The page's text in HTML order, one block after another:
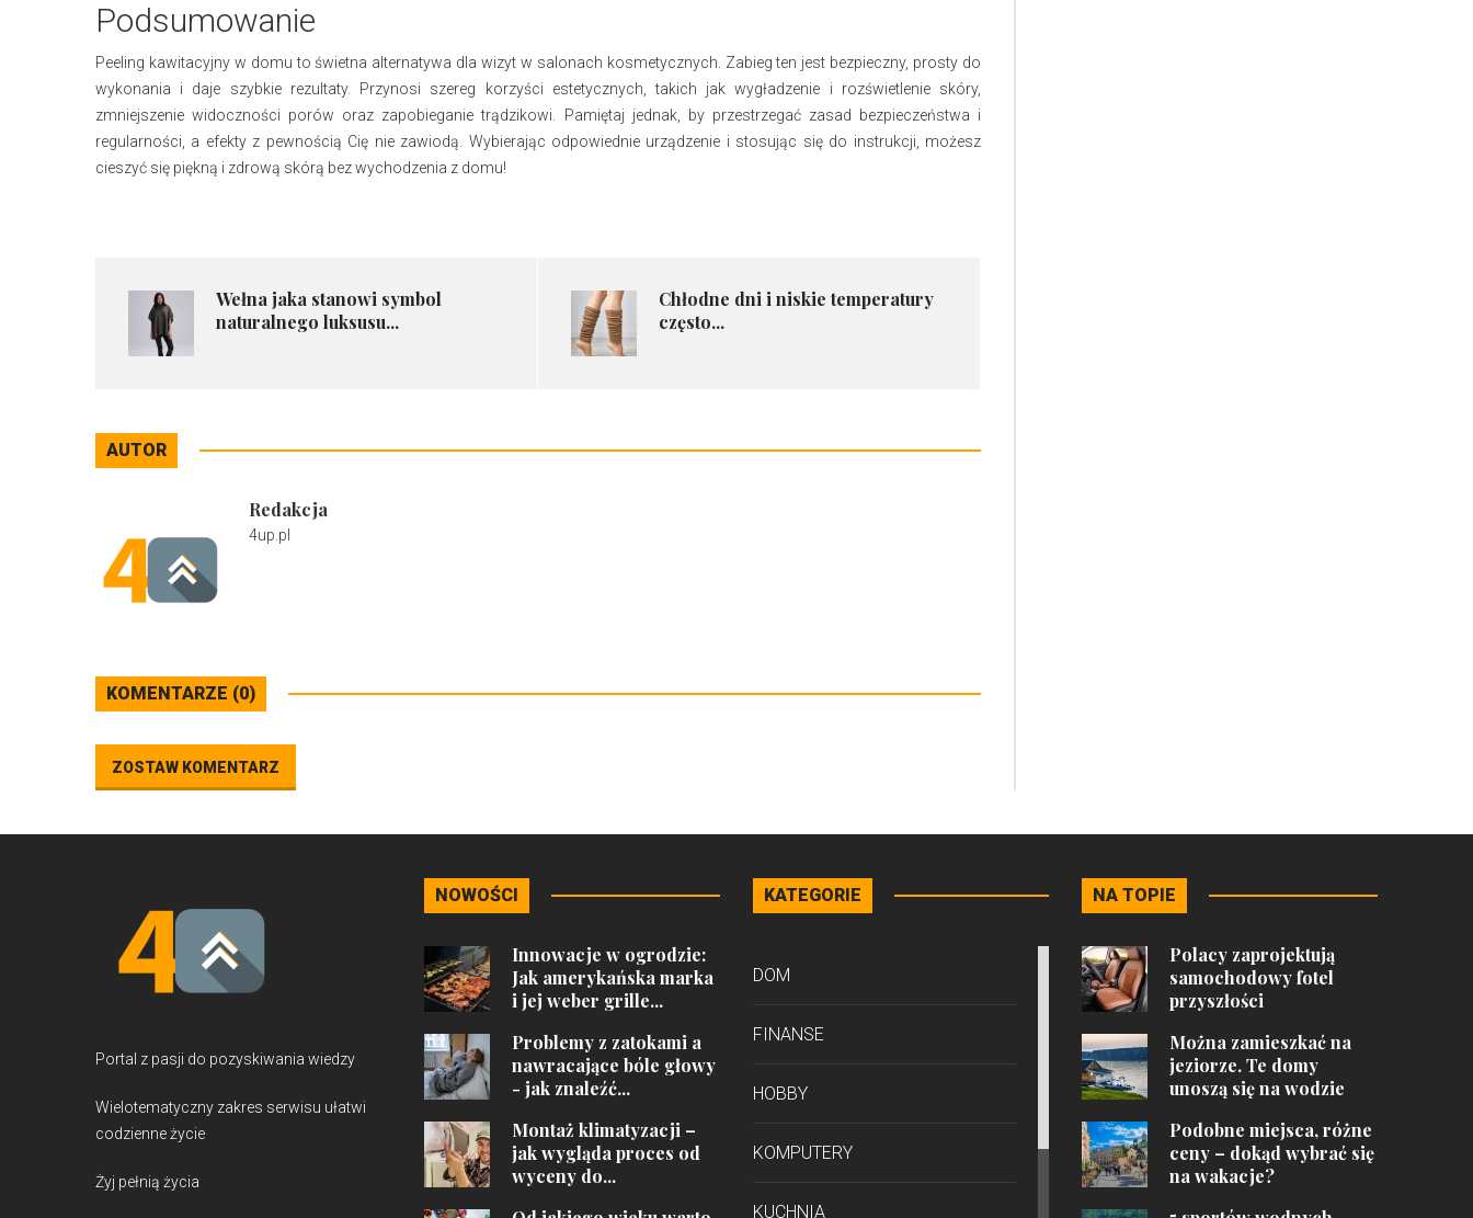
Podsumowanie
Peeling kawitacyjny w domu to świetna alternatywa dla wizyt w salonach kosmetycznych. Zabieg ten jest bezpieczny, prosty do
wykonania i daje szybkie rezultaty. Przynosi szereg korzyści estetycznych, takich jak wygładzenie i rozświetlenie skóry,
zmniejszenie widoczności porów oraz zapobieganie trądzikowi. Pamiętaj jednak, by przestrzegać zasad bezpieczeństwa i
regularności, a efekty z pewnością Cię nie zawiodą. Wybierając odpowiednie urządzenie i stosując się do instrukcji, możesz
cieszyć się piękną i zdrową skórą bez wychodzenia z domu!
Wełna jaka stanowi symbol
naturalnego luksusu...
Chłodne dni i niskie temperatury
często...
AUTOR
Redakcja
4up.pl
KOMENTARZE (0)
ZOSTAW KOMENTARZ
Portal z pasji do pozyskiwania wiedzy
Wielotematyczny zakres serwisu ułatwi
codzienne życie
Żyj pełnią życia
NOWOŚCI
Innowacje w ogrodzie:
Jak amerykańska marka
i jej weber grille...
Problemy z zatokami a
nawracające bóle głowy
- jak znaleźć...
Montaż klimatyzacji –
jak wygląda proces od
wyceny do...
KATEGORIE
DOM
FINANSE
HOBBY
KOMPUTERY
KUCHNIA
NA TOPIE
Polacy zaprojektują
samochodowy fotel
przyszłości
Można zamieszkać na
jeziorze. Te domy
unoszą się na wodzie
Podobne miejsca, różne
ceny – dokąd wybrać się
na wakacje?